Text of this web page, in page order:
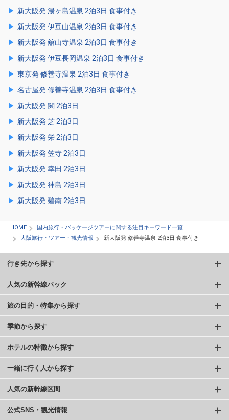
新大阪発 湯ヶ島温泉 2泊3日 食事付き
新大阪発 伊豆山温泉 2泊3日 食事付き
新大阪発 舘山寺温泉 2泊3日 食事付き
新大阪発 伊豆長岡温泉 2泊3日 食事付き
東京発 修善寺温泉 2泊3日 食事付き
名古屋発 修善寺温泉 2泊3日 食事付き
新大阪発 関 2泊3日
新大阪発 芝 2泊3日
新大阪発 栄 2泊3日
新大阪発 笠寺 2泊3日
新大阪発 幸田 2泊3日
新大阪発 神島 2泊3日
新大阪発 碧南 2泊3日
HOME
国内旅行・パッケージツアーに関する注目キーワード一覧
大阪旅行・ツアー・観光情報
新大阪発 修善寺温泉 2泊3日 食事付き
行き先から探す
人気の新幹線パック
旅の目的・特集から探す
季節から探す
ホテルの特徴から探す
一緒に行く人から探す
人気の新幹線区間
公式SNS・観光情報